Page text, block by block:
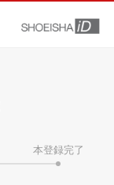
本登録完了